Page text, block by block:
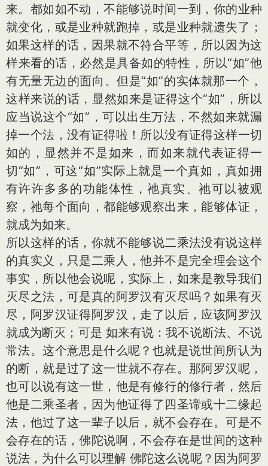
来。都如如不动，不能够说时间一到，你的业种
就变化，或是业种就跑掉，或是业种就遗失了；
如果这样的话，因果就不符合平等，所以因为这
样来看的话，必然是具备如的特性，所以“如”他
有无量无边的面向。但是“如”的实体就那一个，
这样来说的话，显然如来是证得这个“如”，所以
应当说这个“如”，可以出生万法，不然如来就漏
掉一个法，没有证得啦！所以没有证得这样一切
如的，显然并不是如来，而如来就代表证得一
切“如”，可这“如”实际上就是一个真如，真如拥
有许许多多的功能体性，祂真实、祂可以被观
察，祂每个面向，都能够观察出来，能够体证，
就成为如来。
所以这样的话，你就不能够说二乘法没有说这样
的真实义，只是二乘人，他并不是完全理会这个
事实，所以他会说呢，实际上，如来是教导我们
灭尽之法，可是真的阿罗汉有灭尽吗？如果有灭
尽，阿罗汉证得阿罗汉，走了以后，应该阿罗汉
就成为断灭；可是 如来有说：我不说断法、不说
常法。这个意思是什么呢？也就是说世间所认为
的断，就是过了这一世就不存在。那阿罗汉呢，
也可以说有这一世，他是有修行的修行者，然后
他是二乘圣者，因为他证得了四圣谛或十二缘起
法，他过了这一辈子以后，就不会存在。可是不
会存在的话，佛陀说啊，不会存在是世间的这种
说法，为什么可以理解 佛陀这么说呢？因为阿罗